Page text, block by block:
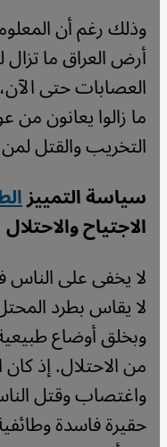
وذلك رغم أن
أرض العراق ما
العصابات حتى
ما زالوا يعانون
التخريب والقتل
سياسة التمييز
الاجتياح والاحتلال
لا يخفى على الناس
لا يقاس بطرد
وبخلق أوضاع
من الاحتلال. إذ
واغتصاب وقتل
حقيرة فاسدة